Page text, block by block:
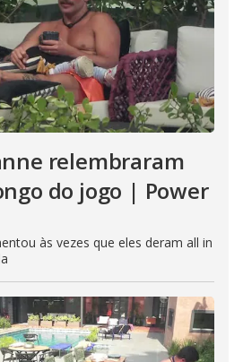
relembraram
do jogo | Power
às vezes que eles deram all in